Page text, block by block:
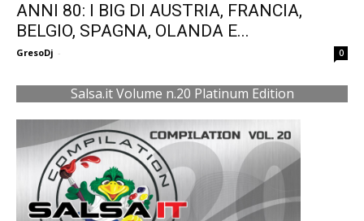
ANNI 80: I BIG DI AUSTRIA, FRANCIA,
BELGIO, SPAGNA, OLANDA E...
GresoDj - 0
Salsa.it Volume n.20 Platinum Edition